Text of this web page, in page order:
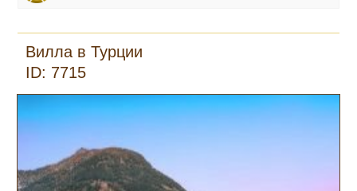
Вилла в Турции
ID: 7715